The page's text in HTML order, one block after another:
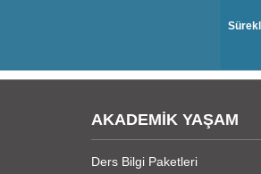
AKADEMİK YAŞAM
Ders Bilgi Paketleri